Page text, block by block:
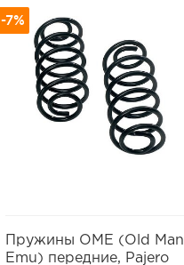
-7%
Пружины OME (Old Man
Emu) передние, Pajero